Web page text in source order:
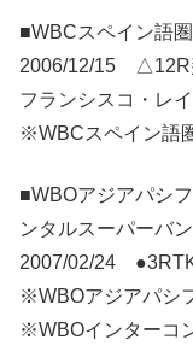
■WBCスペイン語
2006/12/15 △12R
フランシスコ・レ
※WBCスペイン語
■WBOアジアパシ
ンタルスーパーバ
2007/02/24
※WBOアジアパシ
※WBOインターコ